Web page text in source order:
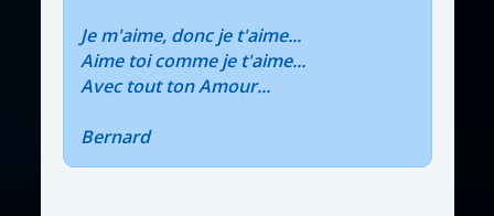
Je m'aime, donc je t'aime...
Aime toi comme je t'aime...
Avec tout ton Amour...
Bernard